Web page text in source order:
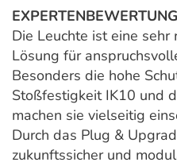
EXPERTENBEWERTUNG
Die Leuchte ist eine
Lösung für
Besonders die hohe
Stoßfestigkeit IK10 und
machen sie vielseitig
Durch das Plug &
zukunftssicher und